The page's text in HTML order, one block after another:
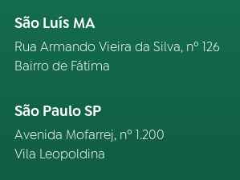
São Luís MA
Rua Armando Vieira da Silva, nº 126
Bairro de Fátima
São Paulo SP
Avenida Mofarrej, nº 1.200
Vila Leopoldina